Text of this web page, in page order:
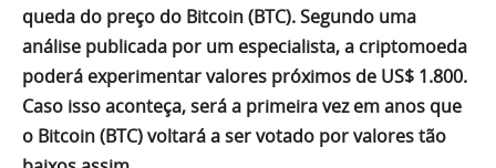
queda do preço do Bitcoin (BTC). Segundo uma
análise publicada por um especialista, a criptomoeda
poderá experimentar valores próximos de US$ 1.800.
Caso isso aconteça, será a primeira vez em anos que
o Bitcoin (BTC) voltará a ser votado por valores tão